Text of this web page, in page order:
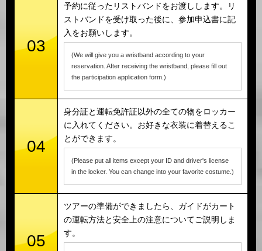
03
予約に従ったリストバンドをお渡しします。リ
ストバンドを受け取った後に、参加申込書に記
入をお願いします。
(We will give you a wristband according to your
reservation. After receiving the wristband, please fill out
the participation application form.)
04
身分証と運転免許証以外の全ての物をロッカー
に入れてください。お好きな衣装に着替えるこ
とができます。
(Please put all items except your ID and driver's license
in the locker. You can change into your favorite costume.)
05
ツアーの準備ができましたら、ガイドがカート
の運転方法と安全上の注意についてご説明しま
す。